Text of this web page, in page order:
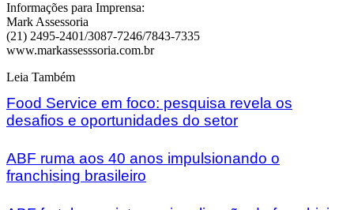
Informações para Imprensa:
Mark Assessoria
(21) 2495-2401/3087-7246/7843-7335
www.markassesssoria.com.br
Leia Também
Food Service em foco: pesquisa revela os
desafios e oportunidades do setor
ABF ruma aos 40 anos impulsionando o
franchising brasileiro